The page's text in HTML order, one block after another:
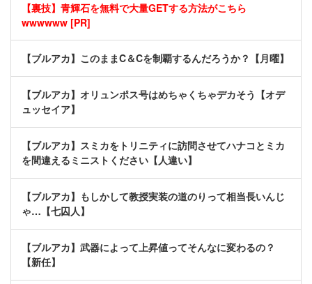
【裏技】青輝石を無料で大量GETする方法がこちら
wwwwww [PR]
【ブルアカ】このままC＆Cを制覇するんだろうか？【月曜】
【ブルアカ】オリュンポス号はめちゃくちゃデカそう【オデ
ュッセイア】
【ブルアカ】スミカをトリニティに訪問させてハナコとミカ
を間違えるミニストください【人違い】
【ブルアカ】もしかして教授実装の道のりって相当長いんじ
ゃ…【七囚人】
【ブルアカ】武器によって上昇値ってそんなに変わるの？
【新任】